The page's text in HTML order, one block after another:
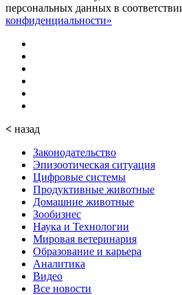
персональных данных в
конфиденциальности»
< назад
Законодательство
Эпизоотическая ситуация
Цифровые системы
Продуктивные животные
Домашние животные
Зообизнес
Наука и Технологии
Мировая ветеринария
Образование и карьера
Аналитика
Видео
Все новости